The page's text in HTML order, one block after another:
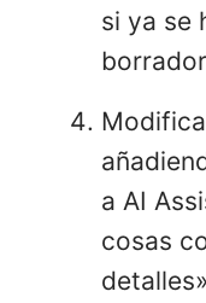
si ya se
a AI
cosas